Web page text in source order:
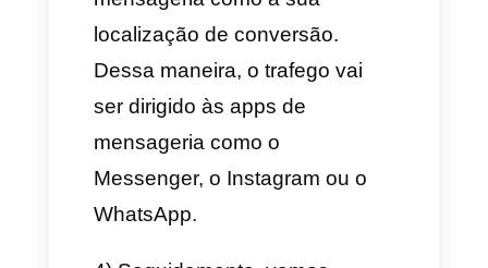
em conta que, embora você
possa anunciar várias
fotografias e artículos do
catálogo ao mesmo tempo, os
artículos que você deseja